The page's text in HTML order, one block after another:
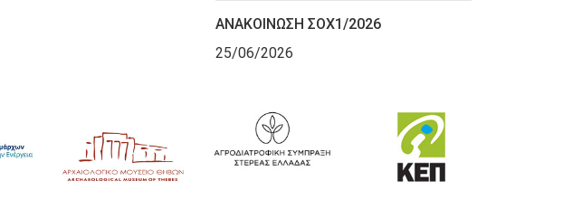
ΑΝΑΚΟΙΝΩΣΗ ΣΟΧ1/2026
25/06/2026